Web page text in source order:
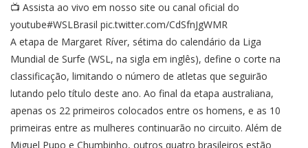
📺 Assista ao vivo em nosso site ou canal oficial do
youtube#WSLBrasil pic.twitter.com/CdSfnJgWMR
A etapa de Margaret Ríver, sétima do calendário da Liga
Mundial de Surfe (WSL, na sigla em inglês), define o corte na
classificação, limitando o número de atletas que seguirão
lutando pelo título deste ano. Ao final da etapa australiana,
apenas os 22 primeiros colocados entre os homens, e as 10
primeiras entre as mulheres continuarão no circuito. Além de
Miguel Pupo e Chumbinho, outros quatro brasileiros estão